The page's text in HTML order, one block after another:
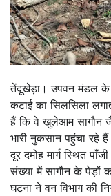
तेंदूखेड़ा। उपवन मंडल के
कटाई का सिलसिला
हैं कि वे खुलेआम सागौन
भारी नुकसान पहुंचा रहे
दूर दमोह मार्ग स्थित
संख्या में सागौन के पेड़ों
घटना ने वन विभाग की